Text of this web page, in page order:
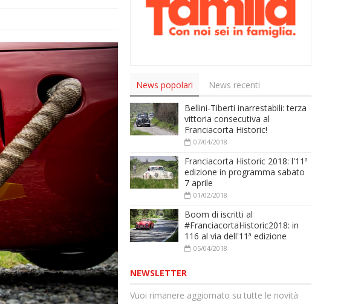
News popolari
News recenti
Bellini-Tiberti inarrestabili: terza
vittoria consecutiva al
Franciacorta Historic!
07/04/2018
Franciacorta Historic 2018: l'11ª
edizione in programma sabato
7 aprile
01/02/2018
Boom di iscritti al
#FranciacortaHistoric2018: in
116 al via dell'11ª edizione
05/04/2018
NEWSLETTER
Vuoi rimanere aggiornato su tutte le novità